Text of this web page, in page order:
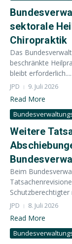
sektorale
Chiropraktik
Das
beschränkte
bleibt erforderlich....
JPD 9. Juli 2026
Read More
Weitere
Beim
Schutzberechtigter
JPD 8. Juli 2026
Read More